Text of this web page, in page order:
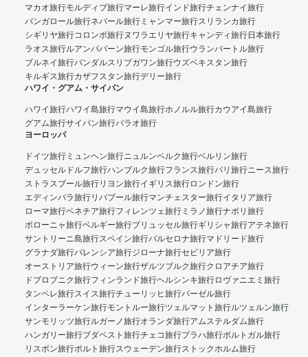
マカオ旅行モルディブ旅行マーレ旅行インド旅行チェンナイ旅行
バンガロール旅行ネパール旅行 ミャンマー旅行スリランカ旅行
シギリヤ旅行コロンボ旅行ヌワラエリヤ旅行キャンディ旅行日本旅行
ラオス旅行ルアンパバーン旅行モンゴル旅行ウランバートル旅行
ブルネイ旅行バンダルスリブガワン旅行ウズベキスタン旅行
キルギス旅行カザフスタン旅行デリー旅行
ハワイ・グアム・サイパン
ハワイ旅行ハワイ島旅行マウイ島旅行ホノルル旅行カウアイ島旅行
グアム旅行サイパン旅行パラオ旅行
ヨーロッパ
ドイツ旅行 ミュンヘン旅行ニュルンベルク旅行ベルリン旅行
デュッセルドルフ旅行ハンブルク旅行フランス旅行パリ旅行ニース旅行
ストラスブール旅行リヨン旅行イギリス旅行ロンドン旅行
エディンバラ旅行リバプール旅行マンチェスター旅行イタリア旅行
ローマ旅行ベネチア旅行フィレンツェ旅行 ミラノ旅行ナポリ旅行
ボローニャ旅行ベルギー旅行ブリュッセル旅行ギリシャ旅行アテネ旅行
サントリーニ島旅行スペイン旅行バルセロナ旅行マドリード旅行
グラナダ旅行バレンシア旅行ジローナ旅行セビリア旅行
オーストリア旅行ウィーン旅行ザルツブルク旅行クロアチア旅行
ドブロブニク旅行フィンランド旅行ヘルシンキ旅行ロヴァニエミ旅行
タンペレ旅行スイス旅行チューリッヒ旅行バーゼル旅行
インターラーケン旅行モントルー旅行ツェルマット旅行ルツェルン旅行
サンモリッツ旅行ルガーノ旅行オランダ旅行アムステルダム旅行
ハンガリー旅行ブダペスト旅行チェコ旅行プラハ旅行ポルトガル旅行
リスボン旅行ポルト旅行スウェーデン旅行ストックホルム旅行